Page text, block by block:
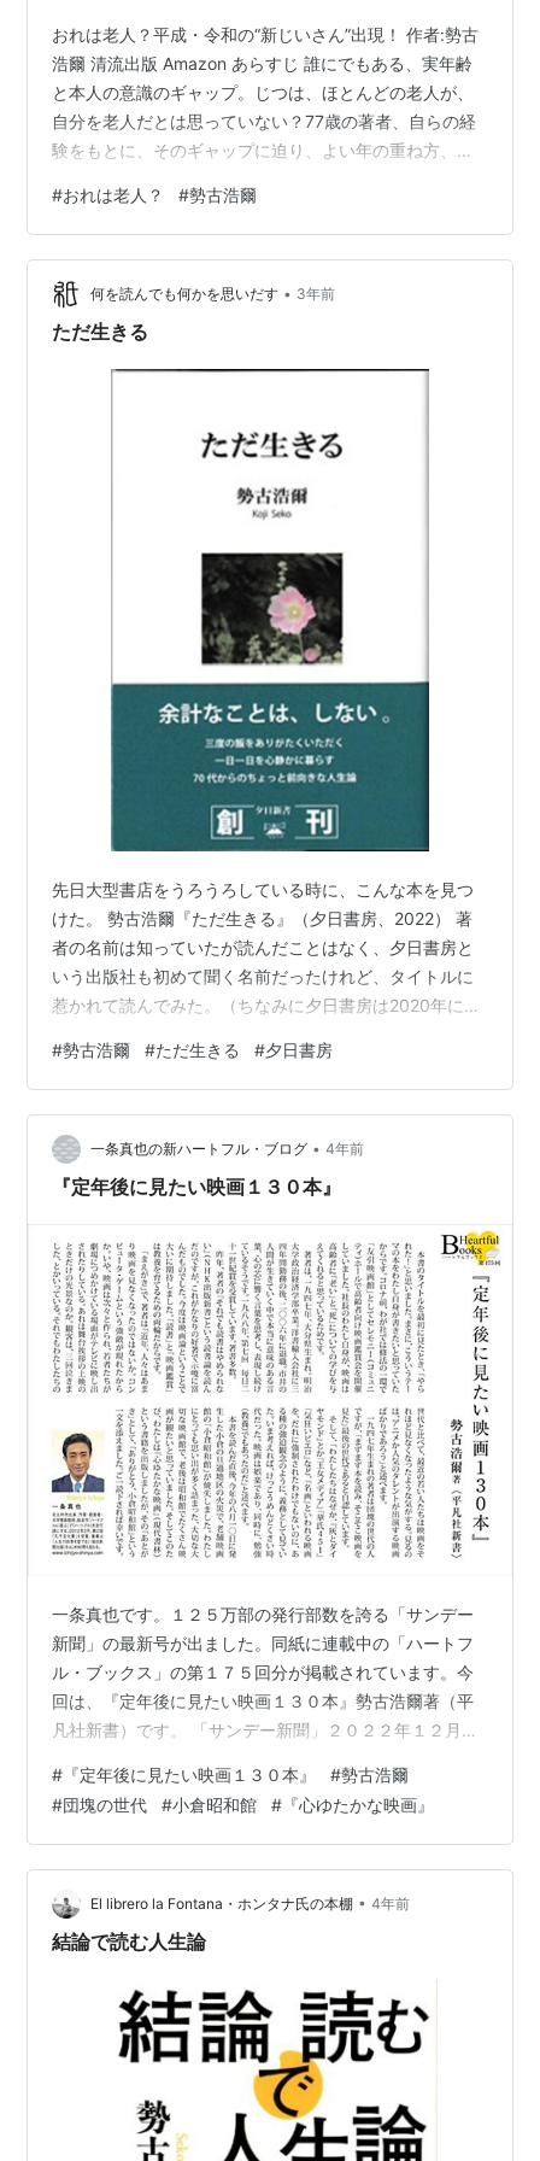
おれは老人？平成・令和の“新じいさん”出現！ 作者:勢古
浩爾 清流出版 Amazon あらすじ 誰にでもある、実年齢
と本人の意識のギャップ。じつは、ほとんどの老人が、
自分を老人だとは思っていない？77歳の著者、自らの経
験をもとに、そのギャップに迫り、よい年の重ね方、生
保険関連から言われているが、自分から「僕は老人なん
だ」とは一言も言ったことは無い 昭和の頃は６０歳過ぎ
れば通勤も大変だし、足腰弱く、当然パソコンすら触れ
ない 当然見るからに老人と言われる人が多かった ところ
が令和の高齢者はユニクロやレオンで着用している最新
#おれは老人？ #勢古浩爾
何を読んでも何かを思いだす • 3年前
ただ生きる
先日大型書店をうろうろしている時に、こんな本を見つ
けた。 勢古浩爾『ただ生きる』（夕日書房、2022） 著
者の名前は知っていたが読んだことはなく、夕日書房と
いう出版社も初めて聞く名前だったけれど、タイトルに
惹かれて読んでみた。（ちなみに夕日書房は2020年に設
か？ はっきり定義されているわけではない。 例えば
「夢」や「目的」を持って、それに向かって生きている
人がいる。それはそれでいい。けっこうなことだ。 しか
し特別な「夢」や「目的」がなかったとしても、あるい
は、その「夢」や「目的」に挫折してしまったとして
#勢古浩爾 #ただ生きる #夕日書房
一条真也の新ハートフル・ブログ • 4年前
『定年後に見たい映画１３０本』
一条真也です。１２５万部の発行部数を誇る「サンデー
新聞」の最新号が出ました。同紙に連載中の「ハートフ
ル・ブックス」の第１７５回分が掲載されています。今
回は、『定年後に見たい映画１３０本』勢古浩爾著（平
凡社新書）です。 「サンデー新聞」２０２２年１２月３
と思いました。まさに、こういうテーマの本をわたし自
身が書きたいと思っていたからです。コロナ前、わが社
では修活の一環で「友引映画館」としてセレモニー（コ
ミュニティ）ホールで高齢者向け映画鑑賞会を開催して
いました。社長のわたし自身が、映画は高齢者に「老
い」と「死」についての学びを与えてくれると思って…
# 『定年後に見たい映画１３０本』 #勢古浩爾
#団塊の世代 #小倉昭和館 # 『心ゆたかな映画』
El librero la Fontana・ホンタナ氏の本棚 • 4年前
結論で読む人生論